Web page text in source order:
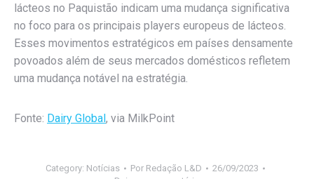
lácteos no Paquistão indicam uma mudança significativa
no foco para os principais players europeus de lácteos.
Esses movimentos estratégicos em países densamente
povoados além de seus mercados domésticos refletem
uma mudança notável na estratégia.
Fonte: Dairy Global, via MilkPoint
Category: Notícias Por Redação L&D
26/09/2023